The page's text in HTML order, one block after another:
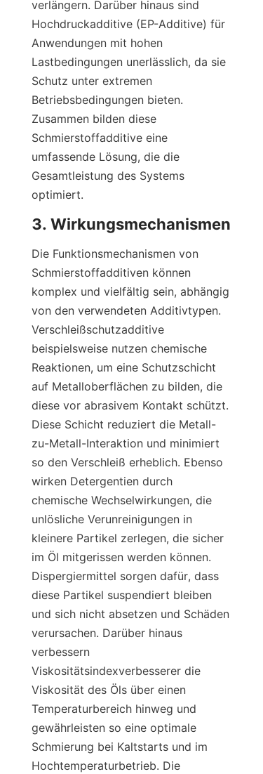
verlängern. Darüber hinaus sind
Hochdruckadditive (EP-Additive) für
Anwendungen mit hohen
Lastbedingungen unerlässlich, da sie
Schutz unter extremen
Betriebsbedingungen bieten.
Zusammen bilden diese
Schmierstoffadditive eine
umfassende Lösung, die die
Gesamtleistung des Systems
optimiert.
Die Funktionsmechanismen von
Schmierstoffadditiven können
komplex und vielfältig sein, abhängig
von den verwendeten Additivtypen.
Verschleißschutzadditive
beispielsweise nutzen chemische
Reaktionen, um eine Schutzschicht
auf Metalloberflächen zu bilden, die
diese vor abrasivem Kontakt schützt.
Diese Schicht reduziert die Metall-
zu-Metall-Interaktion und minimiert
so den Verschleiß erheblich. Ebenso
wirken Detergentien durch
chemische Wechselwirkungen, die
unlösliche Verunreinigungen in
kleinere Partikel zerlegen, die sicher
im Öl mitgerissen werden können.
Dispergiermittel sorgen dafür, dass
diese Partikel suspendiert bleiben
und sich nicht absetzen und Schäden
verursachen. Darüber hinaus
verbessern
Viskositätsindexverbesserer die
Viskosität des Öls über einen
Temperaturbereich hinweg und
gewährleisten so eine optimale
Schmierung bei Kaltstarts und im
Hochtemperaturbetrieb. Die